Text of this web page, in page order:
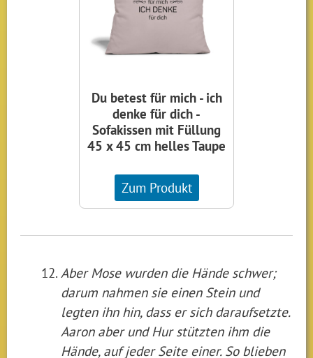
Du betest für mich - ich
denke für dich -
Sofakissen mit Füllung
45 x 45 cm helles Taupe
Zum Produkt
Aber Mose wurden die Hände schwer;
darum nahmen sie einen Stein und
legten ihn hin, dass er sich daraufsetzte.
Aaron aber und Hur stützten ihm die
Hände, auf jeder Seite einer. So blieben